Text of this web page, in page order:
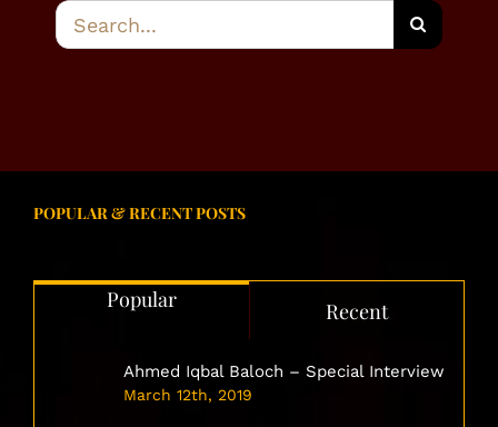
Search
for:
POPULAR & RECENT POSTS
Popular Recent
Ahmed Iqbal Baloch – Special Interview
March 12th, 2019